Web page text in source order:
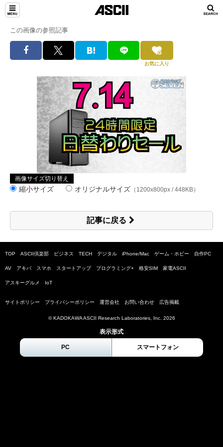
この画像の参照記事
お気に入り
画像サイズ切り替え
縮小サイズ オリジナルサイズ （1200x800px / 448KB）
記事に戻る
TOP ASCII倶楽部 ビジネス TECH デジタル iPhone/Mac ゲーム・ホビー 自作PC
AV アキバ スマホ スタートアップ プログラミング+ 格安SIM 家電ASCII
アスキーグルメ IoT
サイトポリシー プライバシーポリシー 運営会社 お問い合わせ 広告掲載
© KADOKAWA ASCII Research Laboratories, Inc. 2026
表示形式
PC スマートフォン